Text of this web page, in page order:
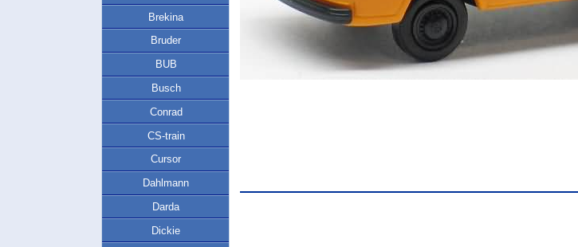
Brekina
Bruder
BUB
Busch
Conrad
CS-train
Cursor
Dahlmann
Darda
Dickie